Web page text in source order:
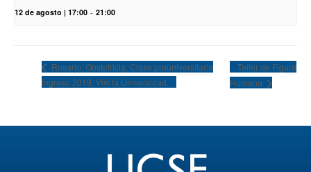
12 de agosto | 17:00 - 21:00
Rosario: Obstetricia. Clase preuniversitaria
ingreso 2019. Vivi la Universidad.
Taller de Figura
Humana